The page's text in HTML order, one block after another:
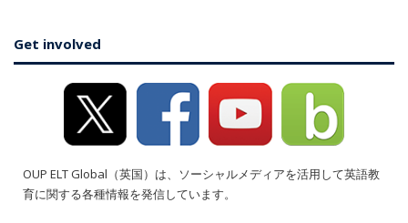
Get involved
OUP ELT Global（英国）は、ソーシャルメディアを活用して英語教
育に関する各種情報を発信しています。